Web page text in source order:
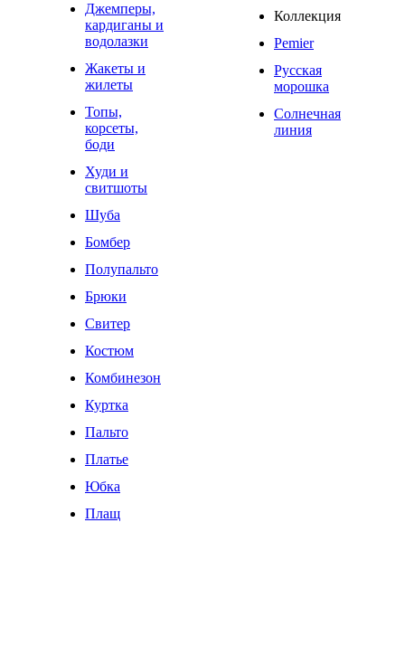
Джемперы,
кардиганы и
водолазки
Жакеты и
жилеты
Топы,
корсеты,
боди
Худи и
свитшоты
Шуба
Бомбер
Полупальто
Брюки
Свитер
Костюм
Комбинезон
Куртка
Пальто
Платье
Юбка
Плащ
Коллекция
Pemier
Русская
морошка
Солнечная
линия